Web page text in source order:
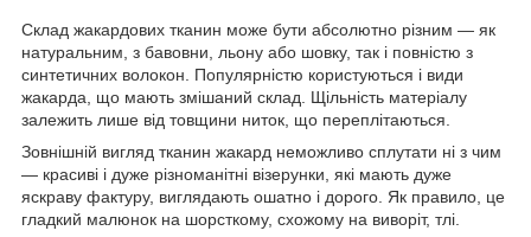
Склад жакардових тканин може бути абсолютно різним — як
натуральним, з бавовни, льону або шовку, так і повністю з
синтетичних волокон. Популярністю користуються і види
жакарда, що мають змішаний склад. Щільність матеріалу
залежить лише від товщини ниток, що переплітаються.
Зовнішній вигляд тканин жакард неможливо сплутати ні з чим
— красиві і дуже різноманітні візерунки, які мають дуже
яскраву фактуру, виглядають ошатно і дорого. Як правило, це
гладкий малюнок на шорсткому, схожому на виворіт, тлі.